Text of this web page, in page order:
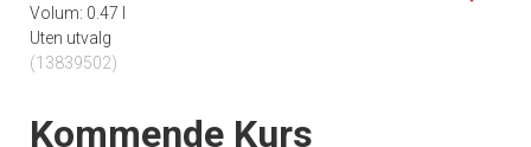
Volum: 0.47 l
Uten utvalg
(13839502)
Events
Kommende Kurs